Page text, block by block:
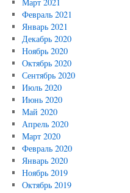
Февраль 2021
Январь 2021
Декабрь 2020
Ноябрь 2020
Октябрь 2020
Сентябрь 2020
Июль 2020
Июнь 2020
Май 2020
Апрель 2020
Март 2020
Февраль 2020
Январь 2020
Ноябрь 2019
Октябрь 2019